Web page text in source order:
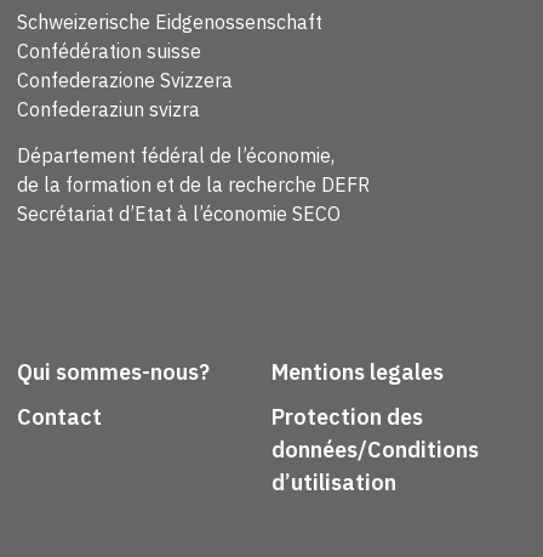
Schweizerische Eidgenossenschaft
Confédération suisse
Confederazione Svizzera
Confederaziun svizra
Département fédéral de l’économie,
de la formation et de la recherche DEFR
Secrétariat d’Etat à l’économie SECO
Qui sommes-nous?
Contact
Mentions legales
Protection des
données/Conditions
d’utilisation